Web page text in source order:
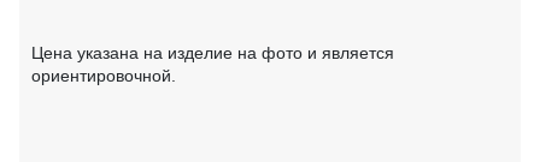
Цена указана на изделие на фото и является
ориентировочной.